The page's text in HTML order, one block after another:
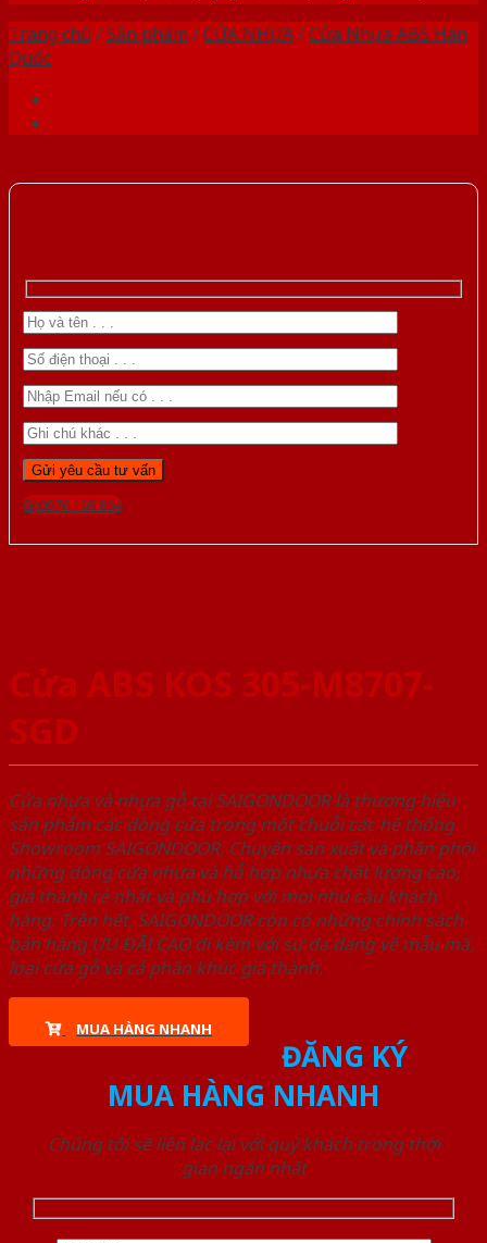
Trang chủ /Sản phẩm /CỬA NHỰA/Cửa Nhựa ABS Hàn
Quốc
Gọi 0976.169.864
Cửa ABS KOS 305-M8707-
SGD
Cửa nhựa và nhựa gỗ tại SAIGONDOOR là thương hiệu
sản phẩm các dòng cửa trong một chuỗi các hệ thống
Showroom SAIGONDOOR. Chuyên sản xuất và phân phối
những dòng cửa nhựa và hỗ hợp nhựa chất lượng cao,
giá thành rẻ nhất và phù hợp với mọi nhu cầu khách
hàng. Trên hết, SAIGONDOOR còn có những chính sách
bán hàng ƯU ĐÃI CAO đi kèm với sự đa dạng về mẫu mã,
loại cửa gỗ và cả phân khúc giá thành.
MUA HÀNG NHANH
ĐĂNG KÝ
MUA HÀNG NHANH
Chúng tôi sẽ liên lạc lại với quý khách trong thời
gian ngắn nhất